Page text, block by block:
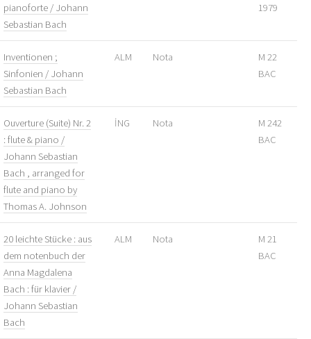
pianoforte / Johann
Sebastian Bach
1979
Inventionen ;
Sinfonien / Johann
Sebastian Bach
ALM Nota
M 22
BAC
Ouverture (Suite) Nr. 2
: flute & piano /
Johann Sebastian
Bach , arranged for
flute and piano by
Thomas A. Johnson
İNG Nota
M 242
BAC
20 leichte Stücke : aus
dem notenbuch der
Anna Magdalena
Bach : für klavier /
Johann Sebastian
Bach
ALM Nota
M 21
BAC